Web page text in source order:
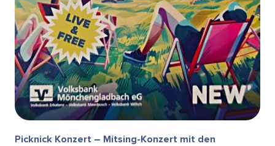
Picknick Konzert – Mitsing-Konzert mit den